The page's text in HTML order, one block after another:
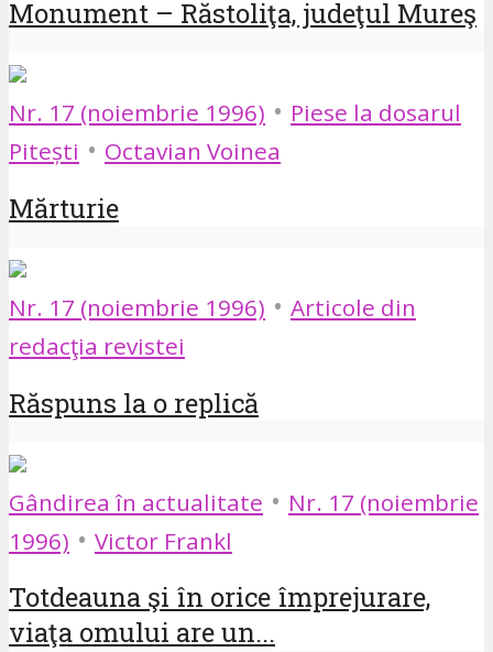
Monument – Răstoliţa, judeţul Mureş
Nr. 17 (noiembrie 1996) • Piese la dosarul
Pitești • Octavian Voinea
Mărturie
Nr. 17 (noiembrie 1996) • Articole din
redacţia revistei
Răspuns la o replică
Gândirea în actualitate • Nr. 17 (noiembrie
1996) • Victor Frankl
Totdeauna şi în orice împrejurare,
viaţa omului are un...